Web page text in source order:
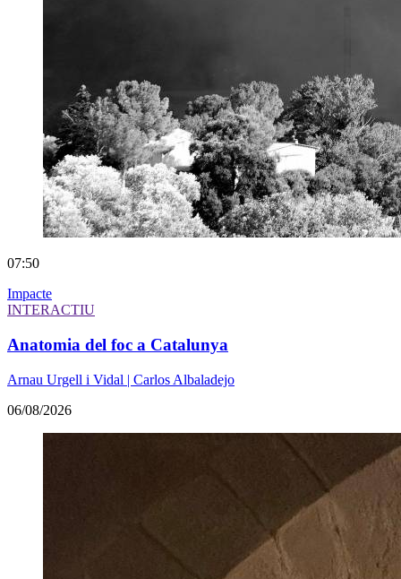
07:50
Impacte
INTERACTIU
Anatomia del foc a Catalunya
Arnau Urgell i Vidal | Carlos Albaladejo
06/08/2026